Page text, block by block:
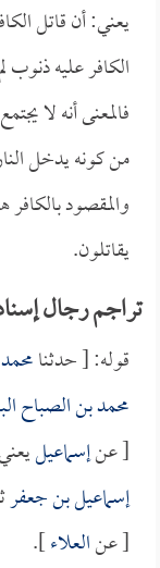
يعني: أن قاتل
الكافر عليه ذنوب
فالمعنى أنه لا
من كونه يدخل
والمقصود بالكافر
يقاتلون.
تراجم رجال
قوله: [ حدثنا
محمد بن الصباح
[ عنإسماعيل
إسماعيل بن جعفر
[ عنالعلاء].